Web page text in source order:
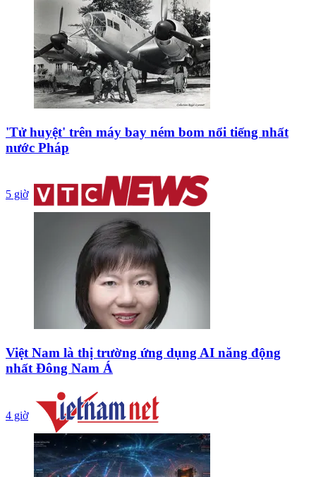
'Tử huyệt' trên máy bay ném bom nổi tiếng nhất
nước Pháp
5 giờ
Việt Nam là thị trường ứng dụng AI năng động
nhất Đông Nam Á
4 giờ